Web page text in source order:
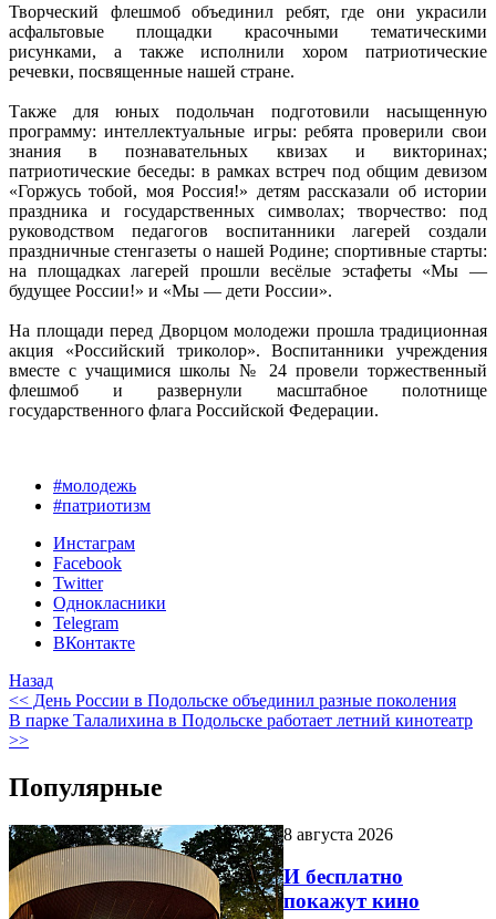
Творческий флешмоб объединил ребят, где они украсили
асфальтовые площадки красочными тематическими
рисунками, а также исполнили хором патриотические
речевки, посвященные нашей стране.
Также для юных подольчан подготовили насыщенную
программу: интеллектуальные игры: ребята проверили свои
знания в познавательных квизах и викторинах;
патриотические беседы: в рамках встреч под общим девизом
«Горжусь тобой, моя Россия!» детям рассказали об истории
праздника и государственных символах; творчество: под
руководством педагогов воспитанники лагерей создали
праздничные стенгазеты о нашей Родине; спортивные старты:
на площадках лагерей прошли весёлые эстафеты «Мы —
будущее России!» и «Мы — дети России».
На площади перед Дворцом молодежи прошла традиционная
акция «Российский триколор». Воспитанники учреждения
вместе с учащимися школы № 24 провели торжественный
флешмоб и развернули масштабное полотнище
государственного флага Российской Федерации.
#молодежь
#патриотизм
Инстаграм
Facebook
Twitter
Однокласники
Telegram
ВКонтакте
Назад
<< День России в Подольске объединил разные поколения
В парке Талалихина в Подольске работает летний кинотеатр
>>
Популярные
8 августа 2026
И бесплатно
покажут кино